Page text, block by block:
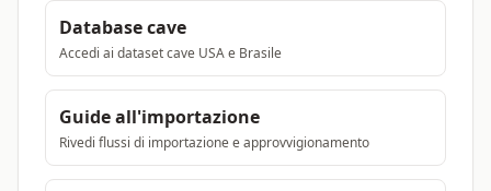
Database cave
Accedi ai dataset cave USA e Brasile
Guide all'importazione
Rivedi flussi di importazione e approvvigionamento